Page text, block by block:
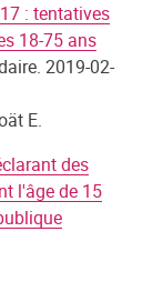
: tentatives
18-75 ans
2019-02-
E.
des
l'âge de 15